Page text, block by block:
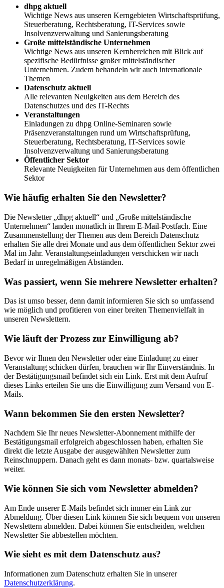
dhpg aktuell
Wichtige News aus unseren Kerngebieten Wirtschaftsprüfung,
Steuerberatung, Rechtsberatung, IT-Services sowie
Insolvenzverwaltung und Sanierungsberatung
Große mittelständische Unternehmen
Wichtige News aus unseren Kernbereichen mit Blick auf
spezifische Bedürfnisse großer mittelständischer
Unternehmen. Zudem behandeln wir auch internationale
Themen
Datenschutz aktuell
Alle relevanten Neuigkeiten aus dem Bereich des
Datenschutzes und des IT-Rechts
Veranstaltungen
Einladungen zu dhpg Online-Seminaren sowie
Präsenzveranstaltungen rund um Wirtschaftsprüfung,
Steuerberatung, Rechtsberatung, IT-Services sowie
Insolvenzverwaltung und Sanierungsberatung
Öffentlicher Sektor
Relevante Neuigkeiten für Unternehmen aus dem öffentlichen
Sektor
Wie häufig erhalten Sie den Newsletter?
Die Newsletter „dhpg aktuell“ und „Große mittelständische
Unternehmen“ landen monatlich in Ihrem E-Mail-Postfach. Eine
Zusammenstellung der Themen aus dem Bereich Datenschutz
erhalten Sie alle drei Monate und aus dem öffentlichen Sektor zwei
Mal im Jahr. Veranstaltungseinladungen verschicken wir nach
Bedarf in unregelmäßigen Abständen.
Was passiert, wenn Sie mehrere Newsletter erhalten?
Das ist umso besser, denn damit informieren Sie sich so umfassend
wie möglich und profitieren von einer breiten Themenvielfalt in
unseren Newslettern.
Wie läuft der Prozess zur Einwilligung ab?
Bevor wir Ihnen den Newsletter oder eine Einladung zu einer
Veranstaltung schicken dürfen, brauchen wir Ihr Einverständnis. In
der Bestätigungsmail befindet sich ein Link. Erst mit dem Aufruf
dieses Links erteilen Sie uns die Einwilligung zum Versand von E-
Mails.
Wann bekommen Sie den ersten Newsletter?
Nachdem Sie Ihr neues Newsletter-Abonnement mithilfe der
Bestätigungsmail erfolgreich abgeschlossen haben, erhalten Sie
direkt die letzte Ausgabe der ausgewählten Newsletter zum
Reinschnuppern. Danach geht es dann monats- bzw. quartalsweise
weiter.
Wie können Sie sich vom Newsletter abmelden?
Am Ende unserer E-Mails befindet sich immer ein Link zur
Abmeldung. Über diesen Link können Sie sich bequem von unseren
Newslettern abmelden. Dabei können Sie entscheiden, welchen
Newsletter Sie abbestellen möchten.
Wie sieht es mit dem Datenschutz aus?
Informationen zum Datenschutz erhalten Sie in unserer
Datenschutzerklärung.